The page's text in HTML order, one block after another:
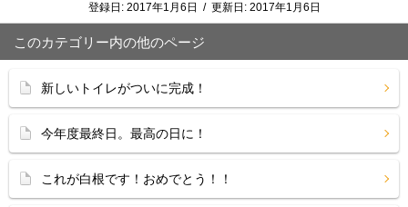
登録日: 2017年1月6日 / 更新日: 2017年1月6日
このカテゴリー内の他のページ
新しいトイレがついに完成！
今年度最終日。最高の日に！
これが白根です！おめでとう！！